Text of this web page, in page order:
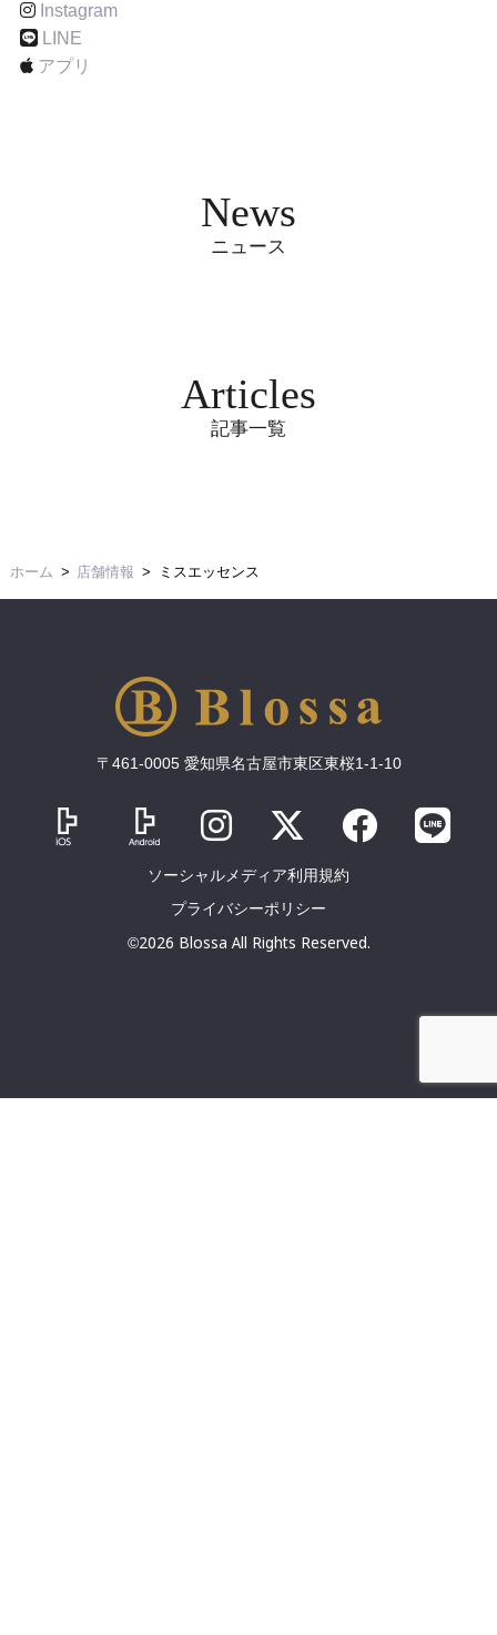
Instagram
LINE
アプリ
News
ニュース
Articles
記事一覧
ホーム 店舗情報 ミスエッセンス
〒461-0005 愛知県名古屋市東区東桜1-1-10
ソーシャルメディア利用規約
プライバシーポリシー
©2026 Blossa All Rights Reserved.